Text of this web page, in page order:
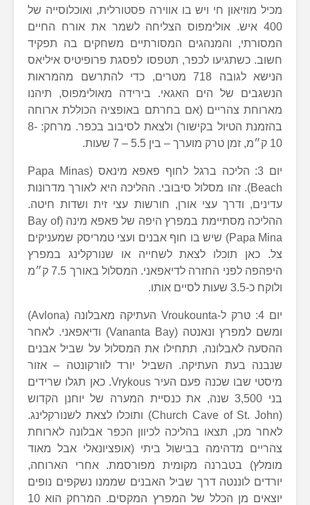
מכיל מוזיאון חי ויש בו אווירה פסטורלית, ואוכלוסייה של
400 איש. אולימפוס הצליחה לשמר את אורח החיים
המסורתי, והמנהגים המסורתיים משחקים בה תפקיד
חשוב. כשתגיעו לכפר, תטפסו לפסגת פרופיטיס איליאס
הנישא לגובה 718 מטרים, כדי להתרשם מהמראות
הנשגבים של הים האגאי. בירידה מאולימפוס, תיהנו
מארוחת צהריים (אם בחרתם באופציה הכוללת ארוחה
בהזמנת הטיול בקישור) ולצאת לסיבוב בכפר. מרחק: 8-
10 ק״מ, זמן טרק מוערך – בין 5.5 – 7 שעות.
יום 3: הליכה ברגל לחוף פאפא מינאס (Papa Minas
Beach). זהו מסלול סיבובי. ההליכה היא לאורך מדרונות
עדינים, ודרך עצי אורן, חורשות עצי זית ושדות חיטה.
ההליכה מסתיימת במפרץ היפה של פאפא מינה (Bay of
Papa Mina) שיש בו חוף אבנים ועצי טמריסק שמעניקים
צל. כאן תוכלו לצאת לשחייה או שנורקלינג במפרץ
היפהפה לפני החזרה לדיאפאני. המסלול באורך 7.5 ק״מ
ולוקח כ-3.5 שעות לסיים אותו.
יום 4: טרק ל-Vroukounta העתיקה מאבלונה (Avlona)
ומשם למפרץ ונאנטה (Vananta Bay) ודיאפאני. לאחר
ההסעה לאבלונה, תתחילו את המסלול על שביל אבנים
שנבנה בעת העתיקה. השביל יורד לוורקונטה – אזור
מיסטי שבו שכנה פעם העיר Vrykous. כאן תגלו שרידים
בני 3,500 שנה, את כנסיית המערה של יוחנן הקדוש
(Church Cave of St. John) ותוכלו לצאת לשנורקלינג.
לאחר מכן, תצאו בהליכה לכיוון הכפר אבלונה לארוחת
צהריים מדהימה בבישול ביתי (אופציונאלי אבל מאוד
מומלץ) בטברנה מקומית מפורסמת. אחרי הארוחה,
יורדים לוננטה דרך שביל האבנים שממנו נשקפים נופים
יוצאים מן הכלל של המפרץ המקסים. המרחק הוא 10